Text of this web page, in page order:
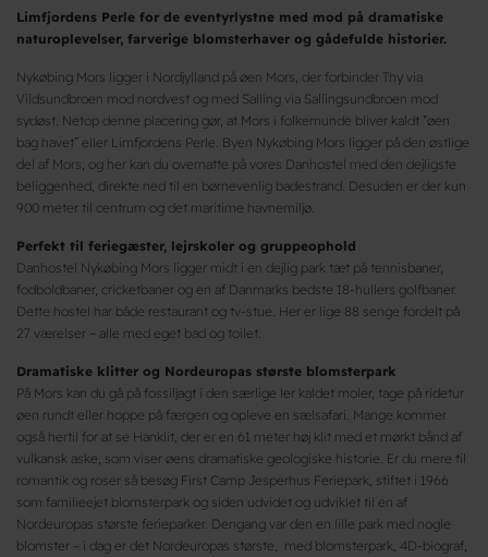
Limfjordens Perle for de eventyrlystne med mod på dramatiske
naturoplevelser, farverige blomsterhaver og gådefulde historier.
Nykøbing Mors ligger i Nordjylland på øen Mors, der forbinder Thy via
Vildsundbroen mod nordvest og med Salling via Sallingsundbroen mod
sydøst. Netop denne placering gør, at Mors i folkemunde bliver kaldt ”øen
bag havet” eller Limfjordens Perle. Byen Nykøbing Mors ligger på den østlige
del af Mors, og her kan du overnatte på vores Danhostel med den dejligste
beliggenhed, direkte ned til en børnevenlig badestrand. Desuden er der kun
900 meter til centrum og det maritime havnemiljø.
Perfekt til feriegæster, lejrskoler og gruppeophold
Danhostel Nykøbing Mors ligger midt i en dejlig park tæt på tennisbaner,
fodboldbaner, cricketbaner og en af Danmarks bedste 18-hullers golfbaner.
Dette hostel har både restaurant og tv-stue. Her er lige 88 senge fordelt på
27 værelser – alle med eget bad og toilet.
Dramatiske klitter og Nordeuropas største blomsterpark
På Mors kan du gå på fossiljagt i den særlige ler kaldet moler, tage på ridetur
øen rundt eller hoppe på færgen og opleve en sælsafari. Mange kommer
også hertil for at se Hanklit, der er en 61 meter høj klit med et mørkt bånd af
vulkansk aske, som viser øens dramatiske geologiske historie. Er du mere til
romantik og roser så besøg First Camp Jesperhus Feriepark, stiftet i 1966
som familieejet blomsterpark og siden udvidet og udviklet til en af
Nordeuropas største ferieparker. Dengang var den en lille park med nogle
blomster – i dag er det Nordeuropas største, med blomsterpark, 4D-biograf,